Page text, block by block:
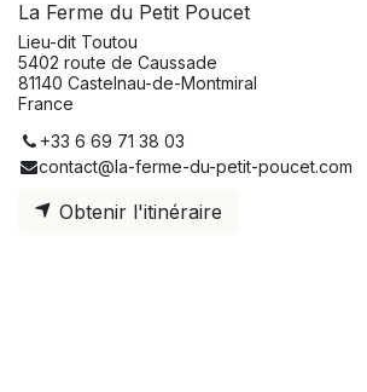
La Ferme du Petit Poucet
Lieu-dit Toutou
5402 route de Caussade
81140 Castelnau-de-Montmiral
France
+33 6 69 71 38 03
contact@la-ferme-du-petit-poucet.com
Obtenir l'itinéraire